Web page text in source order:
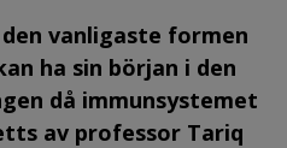
vanligaste formen
ha sin början i den
då immunsystemet
av professor Tariq